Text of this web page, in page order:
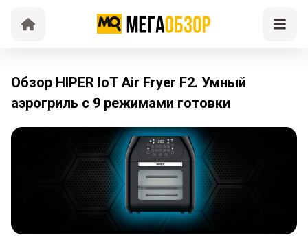
Обзор HIPER IoT Air Fryer F2. Умный
аэрогриль с 9 режимами готовки